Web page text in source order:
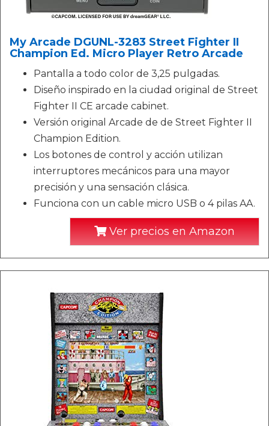
My Arcade DGUNL-3283 Street Fighter II
Champion Ed. Micro Player Retro Arcade
Pantalla a todo color de 3,25 pulgadas.
Diseño inspirado en la ciudad original de Street
Fighter II CE arcade cabinet.
Versión original Arcade de de Street Fighter II
Champion Edition.
Los botones de control y acción utilizan
interruptores mecánicos para una mayor
precisión y una sensación clásica.
Funciona con un cable micro USB o 4 pilas AA.
Ver precios en Amazon